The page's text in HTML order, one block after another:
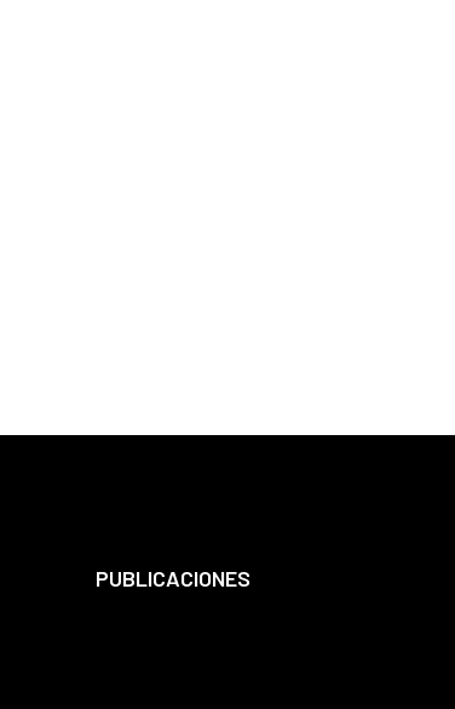
PUBLICACIONES